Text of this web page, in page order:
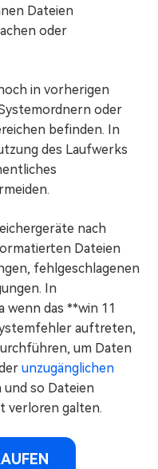
Dateien
oder
in vorherigen
oder
befinden. In
des Laufwerks
nach
Dateien
fehlgeschlagenen
In
wenn das **win 11
auftreten,
um Daten
unzugänglichen
so Dateien
verloren galten.